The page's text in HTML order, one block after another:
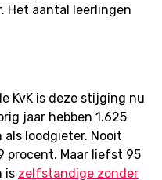
Het aantal leerlingen
KvK is deze stijging nu
jaar hebben 1.625
loodgieter. Nooit
procent. Maar liefst 95
is zelfstandige zonder